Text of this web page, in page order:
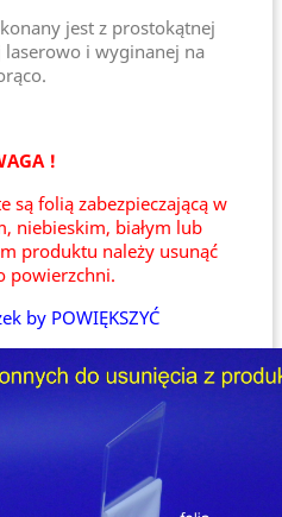
jest z prostokątnej
i wyginanej na
!
są folią zabezpieczającą w
niebieskim, białym lub
produktu należy usunąć
powierzchni.
by POWIĘKSZYĆ